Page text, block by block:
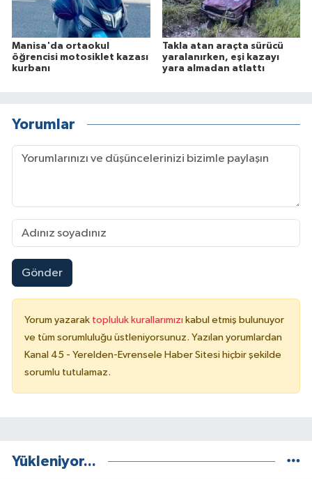
Manisa'da ortaokul
öğrencisi motosiklet kazası
kurbanı
Takla atan araçta sürücü
yaralanırken, eşi kazayı
yara almadan atlattı
Yorumlar
Gönder
Yorum yazarak topluluk kurallarımızı kabul etmiş bulunuyor
ve tüm sorumluluğu üstleniyorsunuz. Yazılan yorumlardan
Kanal 45 - Yerelden-Evrensele Haber Sitesi hiçbir şekilde
sorumlu tutulamaz.
Yükleniyor...